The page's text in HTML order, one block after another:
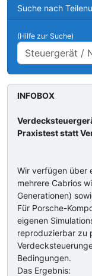
Suche nach
(Hilfe zur Suche)
INFOBOX
Praxistest statt
Wir verfügen über
mehrere Cabrios
Generationen)
Für Porsche-
eigenen
reproduzierbar zu
Bedingungen.
Das Ergebnis: